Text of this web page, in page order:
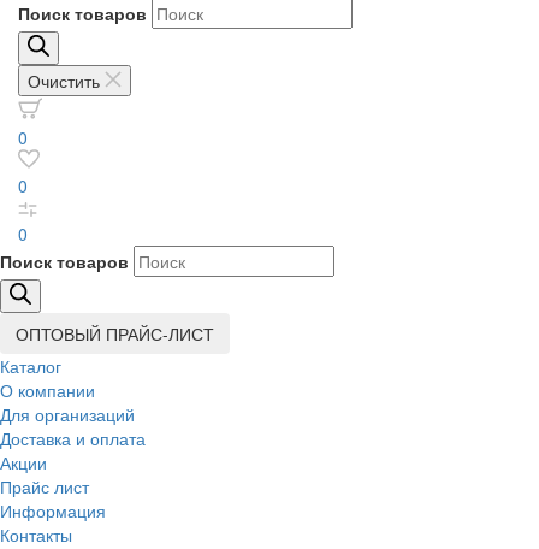
Поиск товаров
Очистить
0
0
0
Поиск товаров
ОПТОВЫЙ ПРАЙС-ЛИСТ
Каталог
О компании
Для организаций
Доставка и оплата
Акции
Прайс лист
Информация
Контакты